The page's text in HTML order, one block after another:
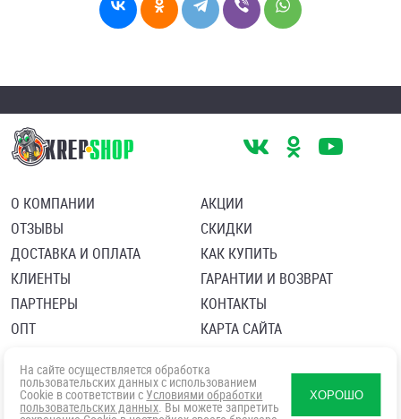
О КОМПАНИИ
ОТЗЫВЫ
ДОСТАВКА И ОПЛАТА
КЛИЕНТЫ
ПАРТНЕРЫ
ОПТ
АКЦИИ
СКИДКИ
КАК КУПИТЬ
ГАРАНТИИ И ВОЗВРАТ
КОНТАКТЫ
КАРТА САЙТА
Политика в отношении обработки персональных данных
Согласие посетителя сайта на обработку персональных данны
На сайте осуществляется обработка
пользовательских данных с использованием
Cookie в соответствии с Условиями обработки
пользовательских данных. Вы можете запретить
ХОРОШО